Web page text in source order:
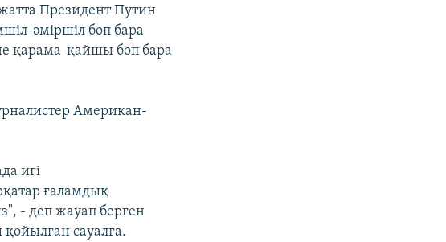
Президент Путин
әміршіл боп бара
қарама-қайшы боп бара
Американ-
игі
ғаламдық
- деп жауап берген
сауалға.